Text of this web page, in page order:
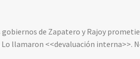
de Zapatero y Rajoy
llamaron <<devaluación interna>>.